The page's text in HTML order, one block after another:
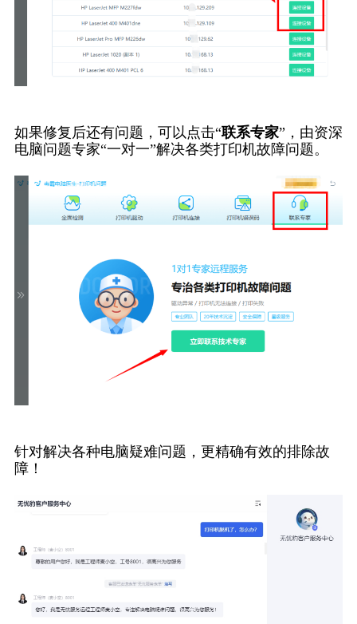
如果修复后还有问题，可以点击“联系专家”，由资深
电脑问题专家“一对一”解决各类打印机故障问题。
针对解决各种电脑疑难问题，更精确有效的排除故
障！